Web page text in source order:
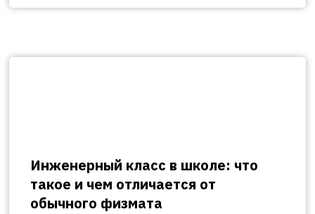
Инженерный класс в школе: что
такое и чем отличается от
обычного физмата